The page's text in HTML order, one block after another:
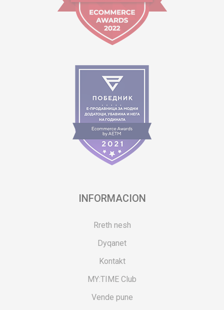
INFORMACION
Rreth nesh
Dyqanet
Kontakt
MY:TIME Club
Vende pune